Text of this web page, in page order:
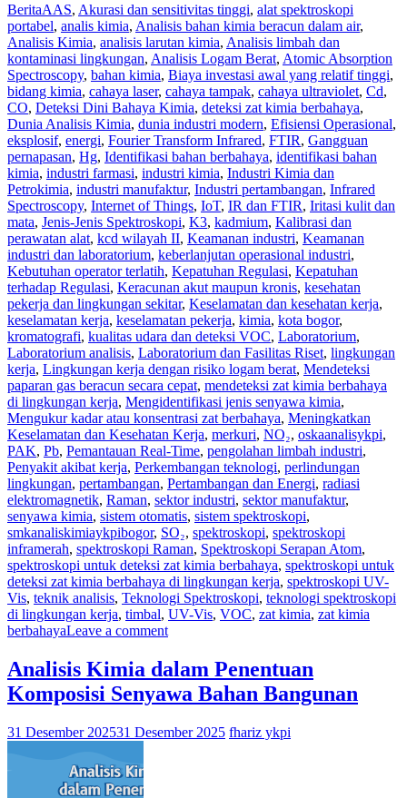
BeritaAAS, Akurasi dan sensitivitas tinggi, alat spektroskopi
portabel, analis kimia, Analisis bahan kimia beracun dalam air,
Analisis Kimia, analisis larutan kimia, Analisis limbah dan
kontaminasi lingkungan, Analisis Logam Berat, Atomic Absorption
Spectroscopy, bahan kimia, Biaya investasi awal yang relatif tinggi,
bidang kimia, cahaya laser, cahaya tampak, cahaya ultraviolet, Cd,
CO, Deteksi Dini Bahaya Kimia, deteksi zat kimia berbahaya,
Dunia Analisis Kimia, dunia industri modern, Efisiensi Operasional,
eksplosif, energi, Fourier Transform Infrared, FTIR, Gangguan
pernapasan, Hg, Identifikasi bahan berbahaya, identifikasi bahan
kimia, industri farmasi, industri kimia, Industri Kimia dan
Petrokimia, industri manufaktur, Industri pertambangan, Infrared
Spectroscopy, Internet of Things, IoT, IR dan FTIR, Iritasi kulit dan
mata, Jenis-Jenis Spektroskopi, K3, kadmium, Kalibrasi dan
perawatan alat, kcd wilayah II, Keamanan industri, Keamanan
industri dan laboratorium, keberlanjutan operasional industri,
Kebutuhan operator terlatih, Kepatuhan Regulasi, Kepatuhan
terhadap Regulasi, Keracunan akut maupun kronis, kesehatan
pekerja dan lingkungan sekitar, Keselamatan dan kesehatan kerja,
keselamatan kerja, keselamatan pekerja, kimia, kota bogor,
kromatografi, kualitas udara dan deteksi VOC, Laboratorium,
Laboratorium analisis, Laboratorium dan Fasilitas Riset, lingkungan
kerja, Lingkungan kerja dengan risiko logam berat, Mendeteksi
paparan gas beracun secara cepat, mendeteksi zat kimia berbahaya
di lingkungan kerja, Mengidentifikasi jenis senyawa kimia,
Mengukur kadar atau konsentrasi zat berbahaya, Meningkatkan
Keselamatan dan Kesehatan Kerja, merkuri, NO₂, oskaanalisykpi,
PAK, Pb, Pemantauan Real-Time, pengolahan limbah industri,
Penyakit akibat kerja, Perkembangan teknologi, perlindungan
lingkungan, pertambangan, Pertambangan dan Energi, radiasi
elektromagnetik, Raman, sektor industri, sektor manufaktur,
senyawa kimia, sistem otomatis, sistem spektroskopi,
smkanaliskimiaykpibogor, SO₂, spektroskopi, spektroskopi
inframerah, spektroskopi Raman, Spektroskopi Serapan Atom,
spektroskopi untuk deteksi zat kimia berbahaya, spektroskopi untuk
deteksi zat kimia berbahaya di lingkungan kerja, spektroskopi UV-
Vis, teknik analisis, Teknologi Spektroskopi, teknologi spektroskopi
di lingkungan kerja, timbal, UV-Vis, VOC, zat kimia, zat kimia
berbahayaLeave a comment
Analisis Kimia dalam Penentuan
Komposisi Senyawa Bahan Bangunan
31 Desember 202531 Desember 2025 fhariz ykpi